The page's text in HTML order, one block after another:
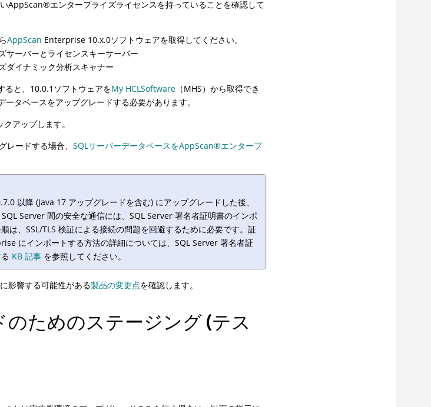
AppScan®エンタープライズライセンスを持っていることを確認して
AppScan Enterprise 10.x.0ソフトウェアを取得してください。
サーバーとライセンスキーサーバー
ダイナミック分析スキャナー
ると、10.0.1ソフトウェアをMy HCLSoftware （MHS）から取得でき
タベースをアップグレードする必要があります。
アップします。
レードする場合、SQLサーバーデータベースをAppScan®エンタープ
以降 (Java 17 アップグレードを含む) にアップグレードした後、
Server 間の安全な通信には、SQL Server 署名者証明書のインポ
は、SSL/TLS 検証による接続の問題を回避するために必要です。証
にインポートする方法の詳細については、SQL Server 署名者証
KB 記事 を参照してください。
影響する可能性がある製品の変更点を確認します。
のためのステージング (テス